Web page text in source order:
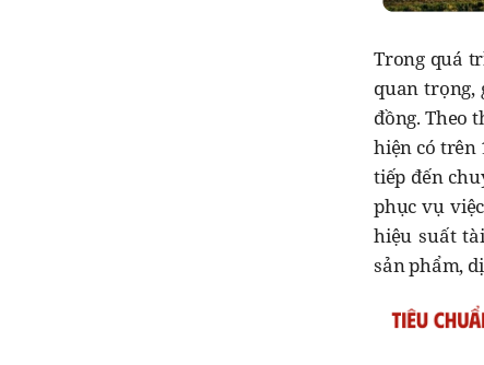
Trong quá
quan trọng,
đồng. Theo
hiện có trên
tiếp đến
phục vụ
hiệu suất
sản phẩm,